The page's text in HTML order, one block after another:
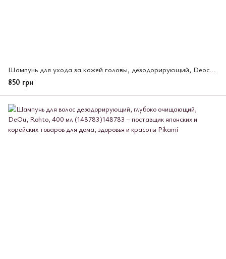
Шампунь для ухода за кожей головы, дезодорирующий, Deoco, Rohto, 450 мл (193943)
850 грн